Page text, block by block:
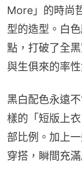
More」的時尚
型的造型。白
點，打破了全
與生俱來的率性
黑白配色永遠
樣的「短版上
部比例。加上
穿搭，瞬間充